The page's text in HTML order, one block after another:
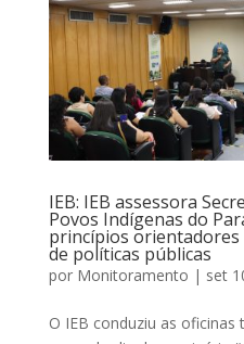
IEB: IEB assessora
Povos Indígenas do
princípios
de políticas públicas
por Monitoramento | set
O IEB conduziu as